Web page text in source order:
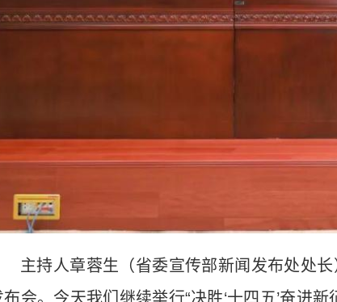
主持人章蓉生（省委宣传部新闻发布处处
布会。今天我们继续举行“决胜‘十四五’奋进